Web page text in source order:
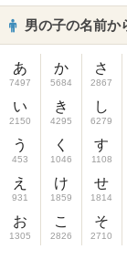
男の子の名前か
あ
7497
い
2150
う
453
え
931
お
1305
か
5684
き
4295
く
1046
け
1859
こ
2826
さ
2867
し
6279
す
1108
せ
1814
そ
2710